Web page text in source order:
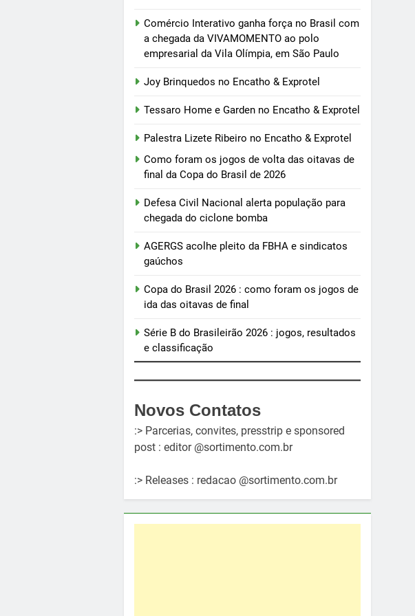
Comércio Interativo ganha força no Brasil com
a chegada da VIVAMOMENTO ao polo
empresarial da Vila Olímpia, em São Paulo
Joy Brinquedos no Encatho & Exprotel
Tessaro Home e Garden no Encatho & Exprotel
Palestra Lizete Ribeiro no Encatho & Exprotel
Como foram os jogos de volta das oitavas de
final da Copa do Brasil de 2026
Defesa Civil Nacional alerta população para
chegada do ciclone bomba
AGERGS acolhe pleito da FBHA e sindicatos
gaúchos
Copa do Brasil 2026 : como foram os jogos de
ida das oitavas de final
Série B do Brasileirão 2026 : jogos, resultados
e classificação
Novos Contatos
:> Parcerias, convites, presstrip e sponsored
post : editor @sortimento.com.br
:> Releases : redacao @sortimento.com.br